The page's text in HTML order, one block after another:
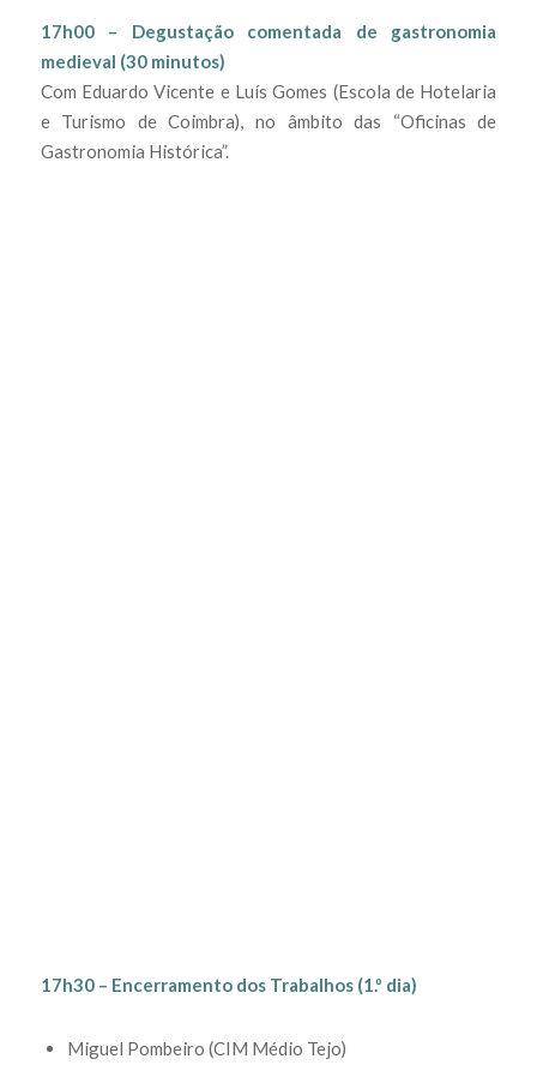
17h00 – Degustação comentada de gastronomia
medieval (30 minutos)
Com Eduardo Vicente e Luís Gomes (Escola de Hotelaria
e Turismo de Coimbra), no âmbito das “Oficinas de
Gastronomia Histórica”.
17h30 – Encerramento dos Trabalhos (1.º dia)
Miguel Pombeiro (CIM Médio Tejo)